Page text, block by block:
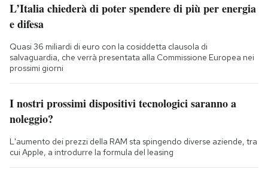
L’Italia chiederà di poter spendere di più per energia
e difesa
Quasi 36 miliardi di euro con la cosiddetta clausola di
salvaguardia, che verrà presentata alla Commissione Europea nei
prossimi giorni
I nostri prossimi dispositivi tecnologici saranno a
noleggio?
L'aumento dei prezzi della RAM sta spingendo diverse aziende, tra
cui Apple, a introdurre la formula del leasing